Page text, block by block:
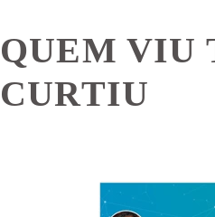
QUEM VIU
CURTIU